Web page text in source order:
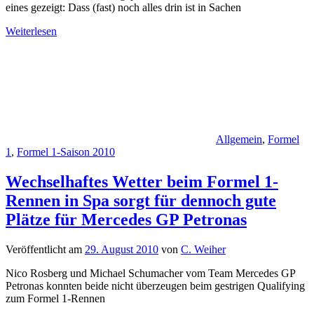
eines gezeigt: Dass (fast) noch alles drin ist in Sachen
Weiterlesen
Allgemein, Formel
1 , Formel 1-Saison 2010
Wechselhaftes Wetter beim Formel 1-
Rennen in Spa sorgt für dennoch gute
Plätze für Mercedes GP Petronas
Veröffentlicht am 29. August 2010 von C. Weiher
Nico Rosberg und Michael Schumacher vom Team Mercedes GP
Petronas konnten beide nicht überzeugen beim gestrigen Qualifying
zum Formel 1-Rennen